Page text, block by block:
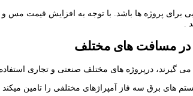
برای پروژه ها باشد. با توجه به افزایش قیمت مس
.
گیرند، درپروژه های مختلف صنعتی و تجاری